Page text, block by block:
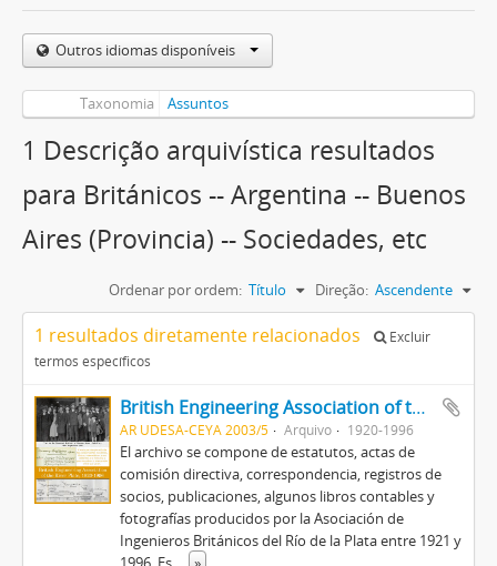
Outros idiomas disponíveis
Taxonomia Assuntos
1 Descrição arquivística resultados
para Británicos -- Argentina -- Buenos
Aires (Provincia) -- Sociedades, etc
Ordenar por ordem: Título Direção: Ascendente
1 resultados diretamente relacionados
Excluir
termos específicos
British Engineering Association of the River Plate
AR UDESA-CEYA 2003/5 Arquivo 1920-1996
El archivo se compone de estatutos, actas de
comisión directiva, correspondencia, registros de
socios, publicaciones, algunos libros contables y
fotografías producidos por la Asociación de
Ingenieros Británicos del Río de la Plata entre 1921 y